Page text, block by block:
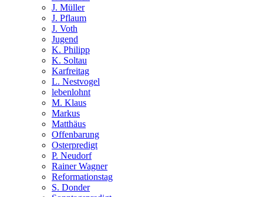
J. Müller
J. Pflaum
J. Voth
Jugend
K. Philipp
K. Soltau
Karfreitag
L. Nestvogel
lebenlohnt
M. Klaus
Markus
Matthäus
Offenbarung
Osterpredigt
P. Neudorf
Rainer Wagner
Reformationstag
S. Donder